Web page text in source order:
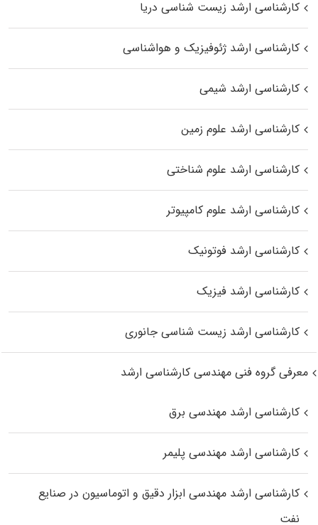
کارشناسی ارشد زیست‌ شناسی دریا
کارشناسی ارشد ژئوفیزیک و هواشناسی
کارشناسی ارشد شیمی
کارشناسی ارشد علوم زمین
کارشناسی ارشد علوم شناختی
کارشناسی ارشد علوم کامپیوتر
کارشناسی ارشد فوتونیک
کارشناسی ارشد فیزیک
کارشناسی ارشد زیست‌ شناسی جانوری
معرفی گروه فنی مهندسی کارشناسی ارشد
کارشناسی ارشد مهندسی برق
کارشناسی ارشد مهندسی پلیمر
کارشناسی ارشد مهندسی ابزار دقیق و اتوماسیون در صنایع
نفت